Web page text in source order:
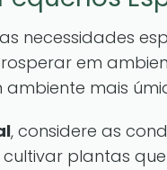
necessidades
em
mais
, considere as
plantas